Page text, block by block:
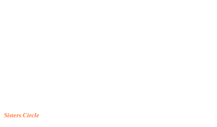
Sisters Circle